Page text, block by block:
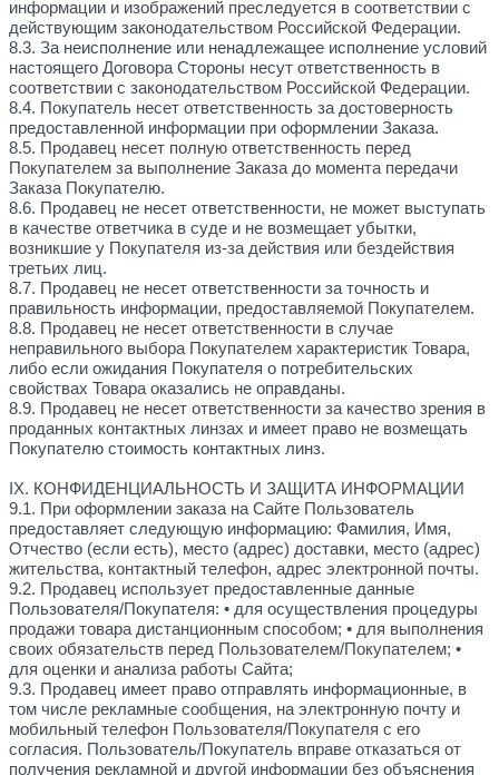
информации и изображений преследуется в соответствии с
действующим законодательством Российской Федерации.
8.3. За неисполнение или ненадлежащее исполнение условий
настоящего Договора Стороны несут ответственность в
соответствии с законодательством Российской Федерации.
8.4. Покупатель несет ответственность за достоверность
предоставленной информации при оформлении Заказа.
8.5. Продавец несет полную ответственность перед
Покупателем за выполнение Заказа до момента передачи
Заказа Покупателю.
8.6. Продавец не несет ответственности, не может выступать
в качестве ответчика в суде и не возмещает убытки,
возникшие у Покупателя из-за действия или бездействия
третьих лиц.
8.7. Продавец не несет ответственности за точность и
правильность информации, предоставляемой Покупателем.
8.8. Продавец не несет ответственности в случае
неправильного выбора Покупателем характеристик Товара,
либо если ожидания Покупателя о потребительских
свойствах Товара оказались не оправданы.
8.9. Продавец не несет ответственности за качество зрения в
проданных контактных линзах и имеет право не возмещать
Покупателю стоимость контактных линз.
IX. КОНФИДЕНЦИАЛЬНОСТЬ И ЗАЩИТА ИНФОРМАЦИИ
9.1. При оформлении заказа на Сайте Пользователь
предоставляет следующую информацию: Фамилия, Имя,
Отчество (если есть), место (адрес) доставки, место (адрес)
жительства, контактный телефон, адрес электронной почты.
9.2. Продавец использует предоставленные данные
Пользователя/Покупателя: • для осуществления процедуры
продажи товара дистанционным способом; • для выполнения
своих обязательств перед Пользователем/Покупателем; •
для оценки и анализа работы Сайта;
9.3. Продавец имеет право отправлять информационные, в
том числе рекламные сообщения, на электронную почту и
мобильный телефон Пользователя/Покупателя с его
согласия. Пользователь/Покупатель вправе отказаться от
получения рекламной и другой информации без объяснения